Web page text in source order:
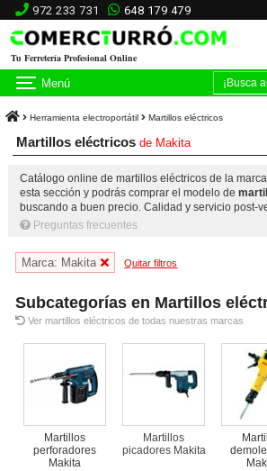
972 233 731 648 179 479
Tu Ferretería Profesional Online
Menú
Herramienta electroportátil Martillos eléctricos
Martillos eléctricosde Makita
Catálogo online de martillos eléctricos de la
esta sección y podrás comprar el modelo de
buscando a buen precio. Calidad y servicio post-
Preguntas frecuentes
Marca: Makita Quitar filtros
Subcategorías en Martillos
Ver martillos eléctricos de todas nuestras marcas
Martillos
perforadores
Makita
Martillos
picadores Makita